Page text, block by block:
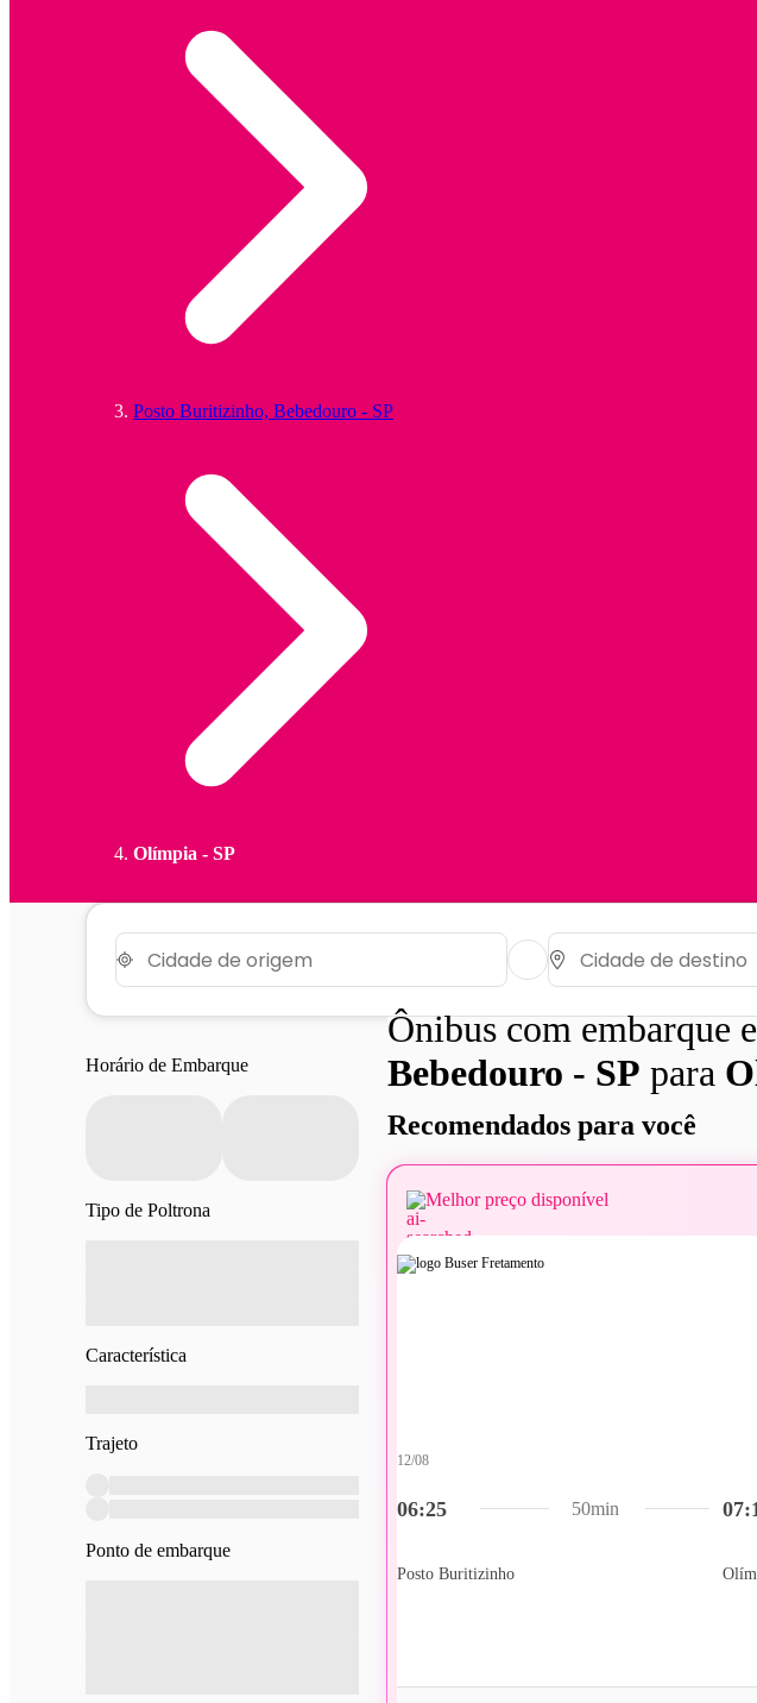
Posto Buritizinho, Bebedouro - SP
Olímpia - SP
Horário de Embarque
Tipo de Poltrona
Característica
Trajeto
Ponto de embarque
Ônibus com embarque
Bebedouro - SP para
Recomendados para você
Melhor preço disponível
06:25
12/08
Posto Buritizinho
50min